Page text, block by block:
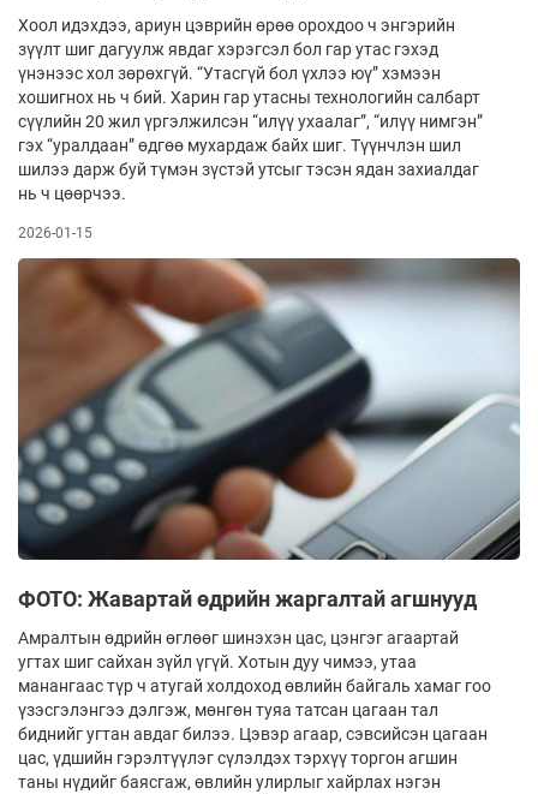
Хоол идэхдээ, ариун цэврийн өрөө орохдоо ч энгэрийн
зүүлт шиг дагуулж явдаг хэрэгсэл бол гар утас гэхэд
үнэнээс хол зөрөхгүй. “Утасгүй бол үхлээ юү” хэмээн
хошигнох нь ч бий. Харин гар утасны технологийн салбарт
сүүлийн 20 жил үргэлжилсэн “илүү ухаалаг”, “илүү нимгэн”
гэх “уралдаан” өдгөө мухардаж байх шиг. Түүнчлэн шил
шилээ дарж буй түмэн зүстэй утсыг тэсэн ядан захиалдаг
нь ч цөөрчээ.
2026-01-15
ФОТО: Жавартай өдрийн жаргалтай агшнууд
Амралтын өдрийн өглөөг шинэхэн цас, цэнгэг агаартай
угтах шиг сайхан зүйл үгүй. Хотын дуу чимээ, утаа
манангаас түр ч атугай холдоход өвлийн байгаль хамаг гоо
үзэсгэлэнгээ дэлгэж, мөнгөн туяа татсан цагаан тал
биднийг угтан авдаг билээ. Цэвэр агаар, сэвсийсэн цагаан
цас, үдшийн гэрэлтүүлэг сүлэлдэх тэрхүү торгон агшин
таны нү­­дийг баясгаж, өвлийн улирлыг хайрлах нэгэн